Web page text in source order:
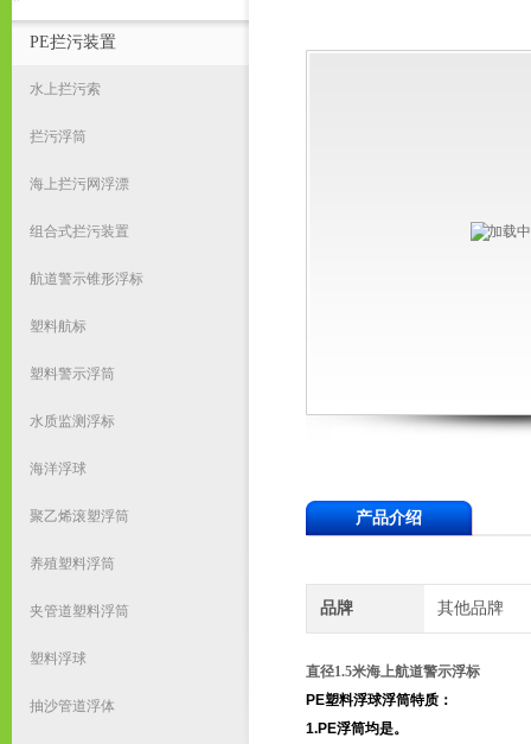
PE拦污装置
水上拦污索
拦污浮筒
海上拦污网浮漂
组合式拦污装置
航道警示锥形浮标
塑料航标
塑料警示浮筒
水质监测浮标
海洋浮球
聚乙烯滚塑浮筒
养殖塑料浮筒
夹管道塑料浮筒
塑料浮球
抽沙管道浮体
产品介绍
品牌 其他品牌
直径1.5米海上航道警示浮标
PE塑料浮球浮筒特质：
1.PE浮筒均是。